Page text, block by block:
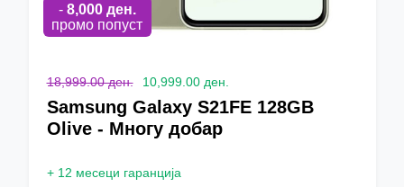
- 8,000ден.
промо попуст
18,999.00 ден. 10,999.00 ден.
Samsung Galaxy S21FE 128GB
Olive - Многу добар
+ 12 месеци гаранција